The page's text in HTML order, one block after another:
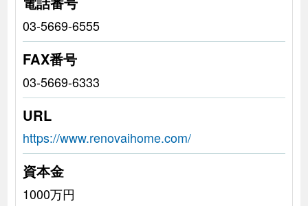
03-5669-6555
FAX番号
03-5669-6333
URL
https://www.renovaihome.com/
資本金
1000万円